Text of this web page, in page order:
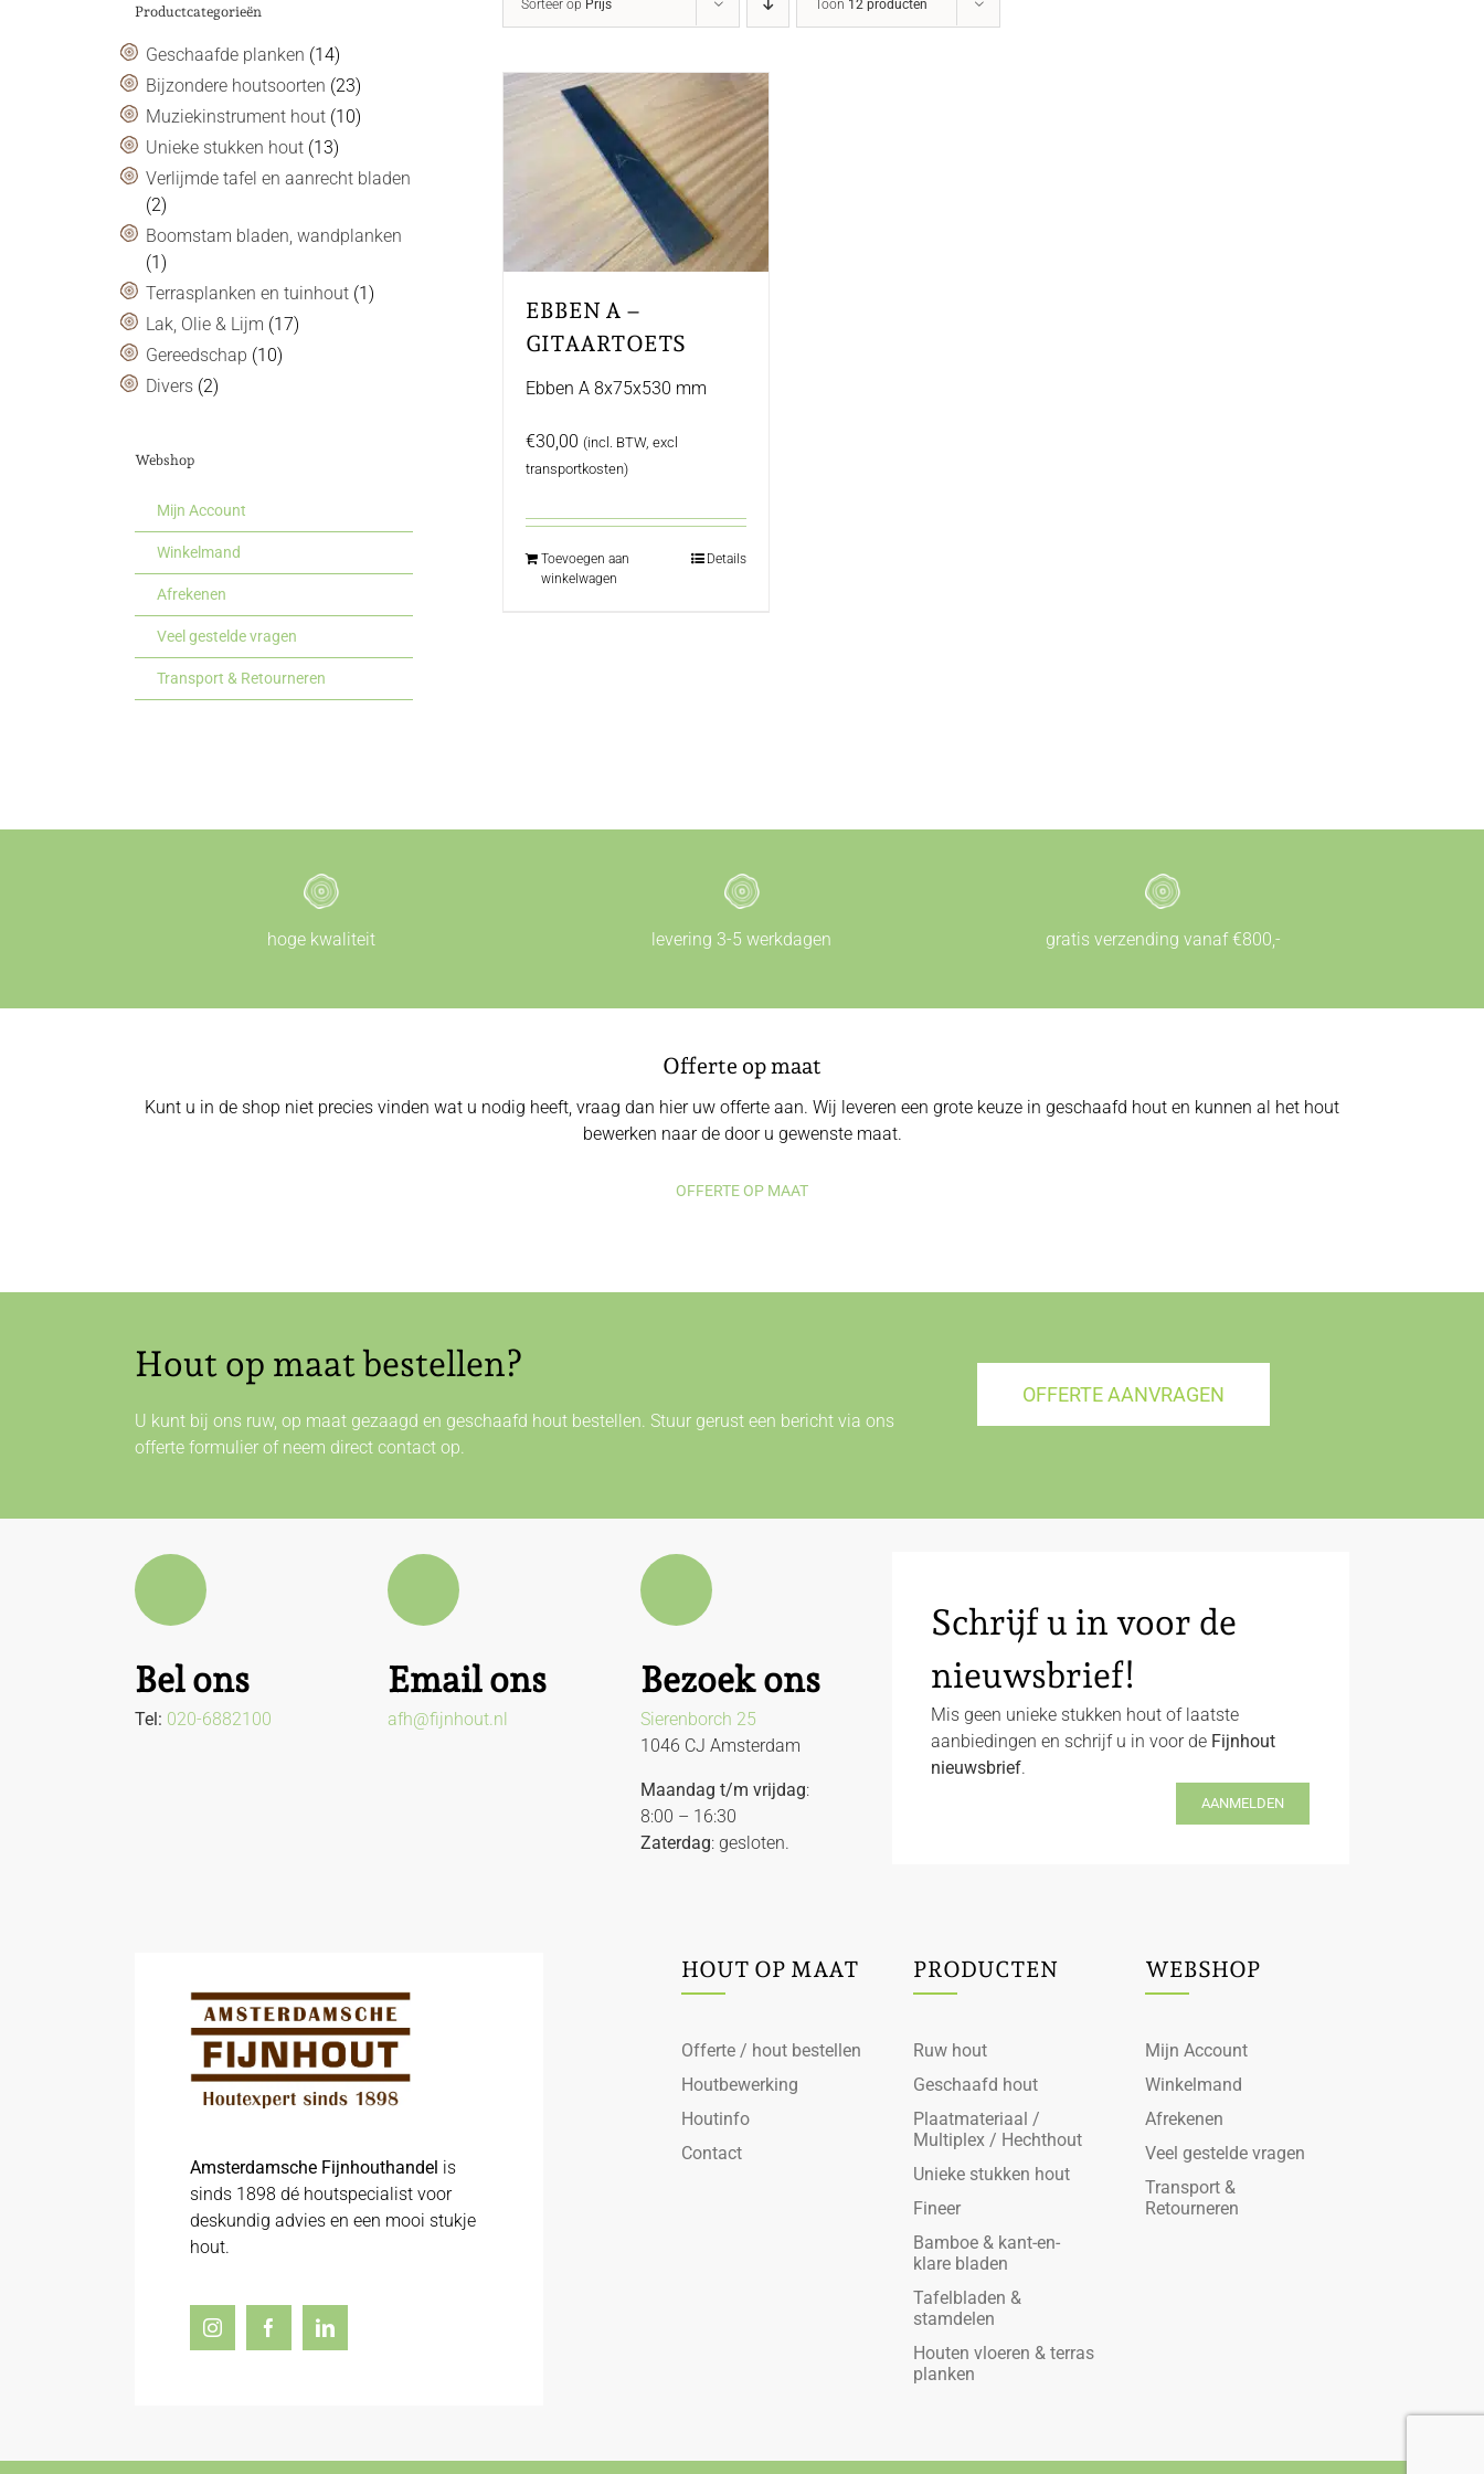
Sorteer op Prijs Toon 12 producten
EBBEN A –
GITAARTOETS
Ebben A 8x75x530 mm
€30,00 (incl. BTW, excl
transportkosten)
Toevoegen aan
winkelwagen
Details
Productcategorieën
Geschaafde planken (14)
Bijzondere houtsoorten (23)
Muziekinstrument hout (10)
Unieke stukken hout (13)
Verlijmde tafel en aanrecht bladen
(2)
Boomstam bladen, wandplanken
(1)
Terrasplanken en tuinhout (1)
Lak, Olie & Lijm (17)
Gereedschap (10)
Divers (2)
Webshop
Mijn Account
Winkelmand
Afrekenen
Veel gestelde vragen
Transport & Retourneren
hoge kwaliteit levering 3-5 werkdagen gratis verzending vanaf €800,-
Offerte op maat
Kunt u in de shop niet precies vinden wat u nodig heeft, vraag dan hier uw offerte aan. Wij leveren een grote keuze in geschaafd hout en kunnen al het hout
bewerken naar de door u gewenste maat.
OFFERTE OP MAAT
Hout op maat bestellen?
U kunt bij ons ruw, op maat gezaagd en geschaafd hout bestellen. Stuur gerust een bericht via ons
offerte formulier of neem direct contactop.
OFFERTE AANVRAGEN
Bel ons
Tel: 020-6882100
Email ons
afh@fijnhout.nl
Bezoek ons
Sierenborch 25
1046 CJ Amsterdam
Maandag t/m vrijdag:
8:00 – 16:30
Zaterdag: gesloten.
Schrijf u in voor de
nieuwsbrief!
Mis geen unieke stukken hout of laatste
aanbiedingen en schrijf u in voor de Fijnhout
nieuwsbrief.
AANMELDEN
Amsterdamsche Fijnhouthandel is
sinds 1898 dé houtspecialist voor
deskundig advies en een mooi stukje
hout.
HOUT OP MAAT
Offerte / hout bestellen
Houtbewerking
Houtinfo
Contact
PRODUCTEN
Ruw hout
Geschaafd hout
Plaatmateriaal /
Multiplex / Hechthout
Unieke stukken hout
Fineer
Bamboe & kant-en-
klare bladen
Tafelbladen &
stamdelen
Houten vloeren & terras
planken
WEBSHOP
Mijn Account
Winkelmand
Afrekenen
Veel gestelde vragen
Transport &
Retourneren